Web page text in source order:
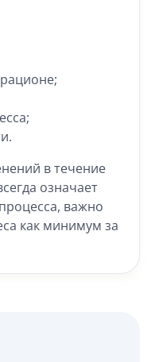
в течение
означает
важно
как минимум за